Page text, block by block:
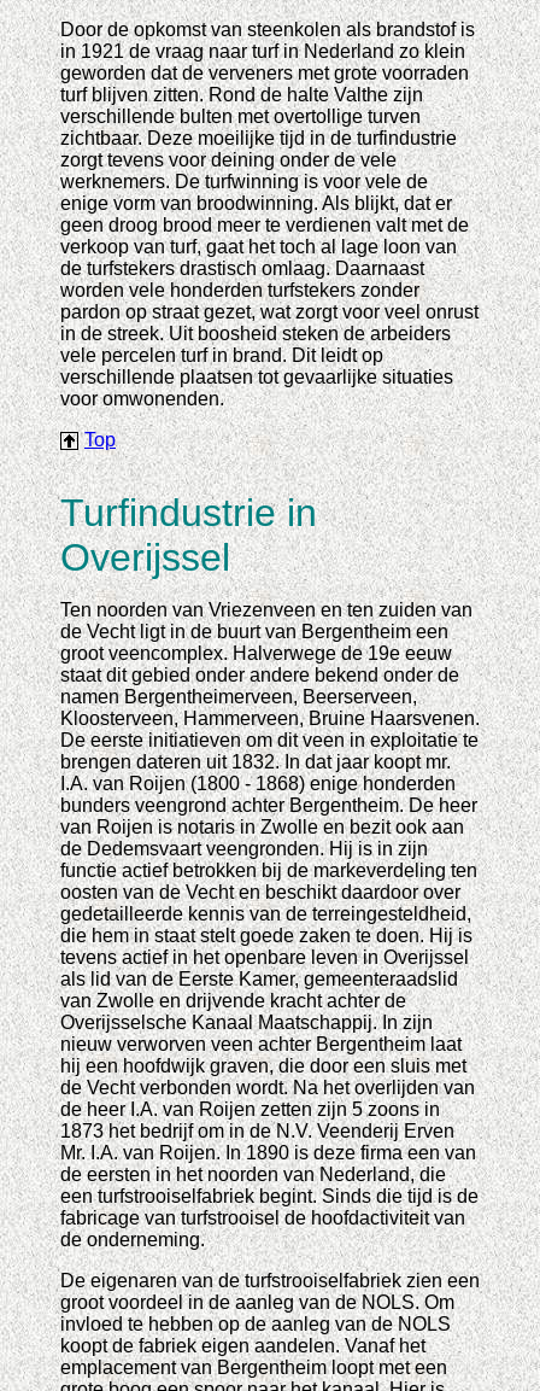
Door de opkomst van steenkolen als brandstof is
in 1921 de vraag naar turf in Nederland zo klein
geworden dat de verveners met grote voorraden
turf blijven zitten. Rond de halte Valthe zijn
verschillende bulten met overtollige turven
zichtbaar. Deze moeilijke tijd in de turfindustrie
zorgt tevens voor deining onder de vele
werknemers. De turfwinning is voor vele de
enige vorm van broodwinning. Als blijkt, dat er
geen droog brood meer te verdienen valt met de
verkoop van turf, gaat het toch al lage loon van
de turfstekers drastisch omlaag. Daarnaast
worden vele honderden turfstekers zonder
pardon op straat gezet, wat zorgt voor veel onrust
in de streek. Uit boosheid steken de arbeiders
vele percelen turf in brand. Dit leidt op
verschillende plaatsen tot gevaarlijke situaties
voor omwonenden.
Top
Turfindustrie in
Overijssel
Ten noorden van Vriezenveen en ten zuiden van
de Vecht ligt in de buurt van Bergentheim een
groot veencomplex. Halverwege de 19e eeuw
staat dit gebied onder andere bekend onder de
namen Bergentheimerveen, Beerserveen,
Kloosterveen, Hammerveen, Bruine Haarsvenen.
De eerste initiatieven om dit veen in exploitatie te
brengen dateren uit 1832. In dat jaar koopt mr.
I.A. van Roijen (1800 - 1868) enige honderden
bunders veengrond achter Bergentheim. De heer
van Roijen is notaris in Zwolle en bezit ook aan
de Dedemsvaart veengronden. Hij is in zijn
functie actief betrokken bij de markeverdeling ten
oosten van de Vecht en beschikt daardoor over
gedetailleerde kennis van de terreingesteldheid,
die hem in staat stelt goede zaken te doen. Hij is
tevens actief in het openbare leven in Overijssel
als lid van de Eerste Kamer, gemeenteraadslid
van Zwolle en drijvende kracht achter de
Overijsselsche Kanaal Maatschappij. In zijn
nieuw verworven veen achter Bergentheim laat
hij een hoofdwijk graven, die door een sluis met
de Vecht verbonden wordt. Na het overlijden van
de heer I.A. van Roijen zetten zijn 5 zoons in
1873 het bedrijf om in de N.V. Veenderij Erven
Mr. I.A. van Roijen. In 1890 is deze firma een van
de eersten in het noorden van Nederland, die
een turfstrooiselfabriek begint. Sinds die tijd is de
fabricage van turfstrooisel de hoofdactiviteit van
de onderneming.
De eigenaren van de turfstrooiselfabriek zien een
groot voordeel in de aanleg van de NOLS. Om
invloed te hebben op de aanleg van de NOLS
koopt de fabriek eigen aandelen. Vanaf het
emplacement van Bergentheim loopt met een